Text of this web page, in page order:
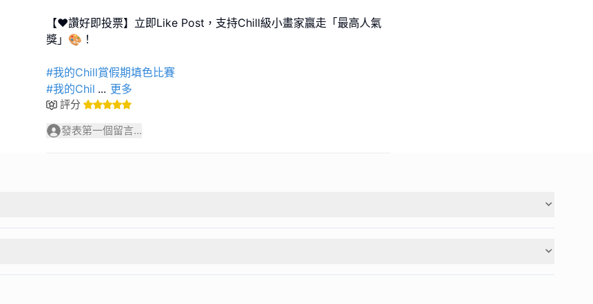
【❤️讚好即投票】立即Like Post，支持Chill級小畫家贏走「最高人氣
獎」🎨！
#我的Chill賞假期填色比賽
#我的Chil ... 更多
評分
發表第一個留言...